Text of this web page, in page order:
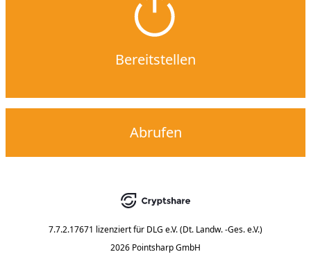
Bereitstellen
Abrufen
7.7.2.17671 lizenziert für DLG e.V. (Dt. Landw. -Ges. e.V.)
2026 Pointsharp GmbH